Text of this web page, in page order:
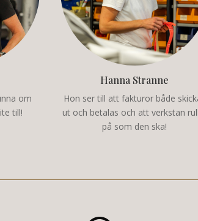
om
till!
Hanna Stranne
Hon ser till att fakturor både
ut och betalas och att verkstan
på som den ska!